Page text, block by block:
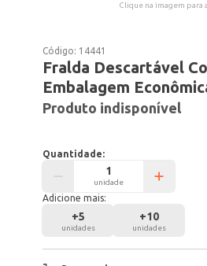
Clique na imagem para
Código: 14441
Fralda Descartável
Embalagem
Produto indisponível
Quantidade:
unidade
Adicione mais:
+5
unidades
+10
unidades